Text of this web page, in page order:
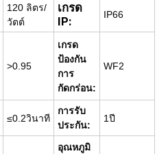
120 ลิตร/
วัตต์
เกรด
IP:
IP66
>0.95
เกรด
ป้องกัน
การ
กัดกร่อน:
WF2
≤0.2วินาที
การรับ
ประกัน:
1ปี
อุณหภูมิ